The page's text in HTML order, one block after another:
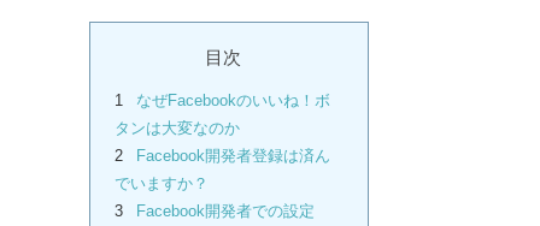
目次
1
なぜFacebookのいいね！ボ
タンは大変なのか
2
Facebook開発者登録は済ん
でいますか？
3
Facebook開発者での設定